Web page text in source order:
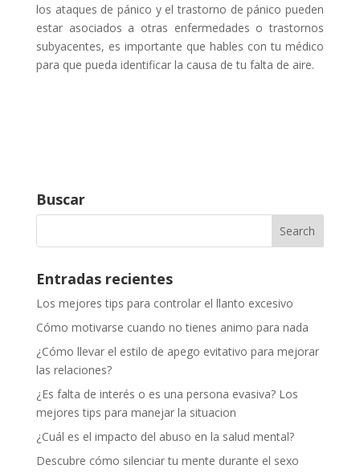
los ataques de pánico y el trastorno de pánico pueden
estar asociados a otras enfermedades o trastornos
subyacentes, es importante que hables con tu médico
para que pueda identificar la causa de tu falta de aire.
Buscar
Entradas recientes
Los mejores tips para controlar el llanto excesivo
Cómo motivarse cuando no tienes animo para nada
¿Cómo llevar el estilo de apego evitativo para mejorar
las relaciones?
¿Es falta de interés o es una persona evasiva? Los
mejores tips para manejar la situacion
¿Cuál es el impacto del abuso en la salud mental?
Descubre cómo silenciar tu mente durante el sexo